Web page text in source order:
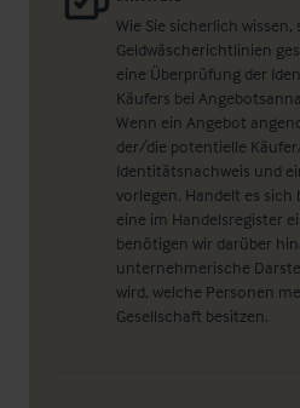
Wie Sie sicherlich wissen,
Geldwäscherichtlinien
eine Überprüfung der
Käufers bei
Wenn ein Angebot
der/die potentielle
Identitätsnachweis und
vorlegen. Handelt es
eine im Handelsregister
benötigen wir darüber
unternehmerische
wird, welche Personen
Gesellschaft besitzen.